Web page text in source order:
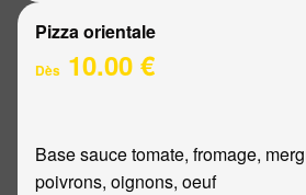
Pizza orientale
Dès 10.00 €
Base sauce tomate, fromage,
poivrons, oignons, oeuf